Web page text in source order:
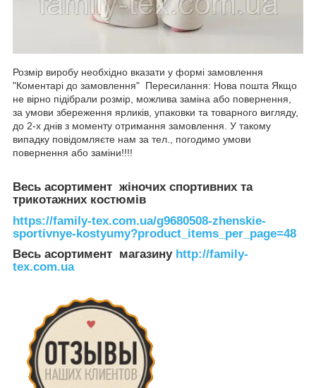
Розмір виробу необхідно вказати у формі замовлення
"Коментарі до замовлення" Пересилання: Нова пошта Якщо
не вірно підібрали розмір, можлива заміна або повернення,
за умови збереження ярликів, упаковки та товарного вигляду,
до 2-х днів з моменту отримання замовлення. У такому
випадку повідомляєте нам за тел., погодимо умови
повернення або заміни!!!!
Весь асортимент жіночих спортивних та
трикотажних костюмів
https://family-tex.com.ua/g9680508-zhenskie-
sportivnye-kostyumy?product_items_per_page=48
Весь асортимент магазину http://family-
tex.com.ua